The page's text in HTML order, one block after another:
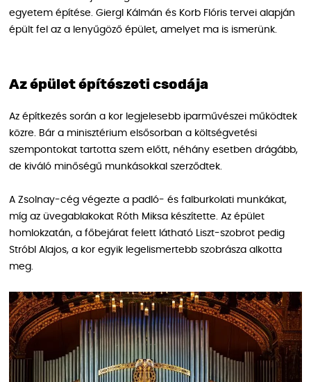
egyetem építése. Giergl Kálmán és Korb Flóris tervei alapján
épült fel az a lenyűgöző épület, amelyet ma is ismerünk.
Az épület építészeti csodája
Az építkezés során a kor legjelesebb iparművészei működtek
közre. Bár a minisztérium elsősorban a költségvetési
szempontokat tartotta szem előtt, néhány esetben drágább,
de kiváló minőségű munkásokkal szerződtek.
A Zsolnay-cég végezte a padló- és falburkolati munkákat,
míg az üvegablakokat Róth Miksa készítette. Az épület
homlokzatán, a főbejárat felett látható Liszt-szobrot pedig
Stróbl Alajos, a kor egyik legelismertebb szobrásza alkotta
meg.